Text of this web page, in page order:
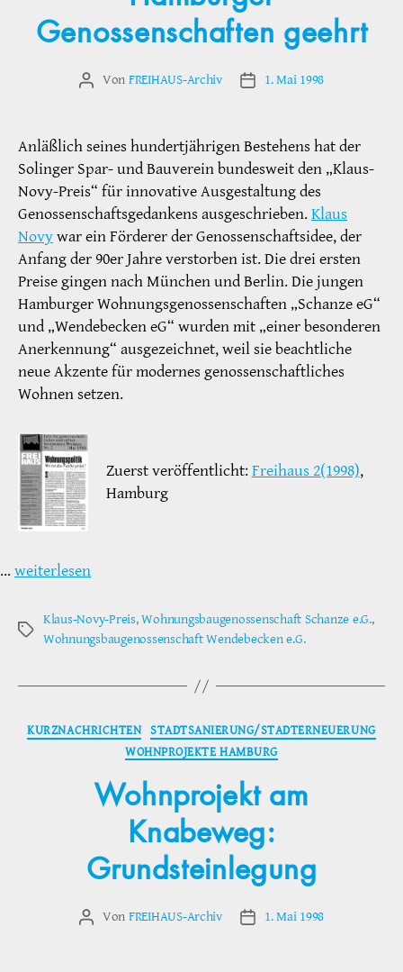
Genossenschaften geehrt
Beitragsautor
Von FREIHAUS-Archiv Veröffentlichungsdatum
1. Mai 1998
Anläßlich seines hundertjährigen Bestehens hat der
Solinger Spar- und Bauverein bundesweit den „Klaus-
Novy-Preis“ für innovative Ausgestaltung des
Genossenschaftsgedankens ausgeschrieben.Klaus
Novywar ein Förderer der Genossenschaftsidee, der
Anfang der 90er Jahre verstorben ist. Die drei ersten
Preise gingen nach München und Berlin. Die jungen
Hamburger Wohnungsgenossenschaften „Schanze eG“
und „Wendebecken eG“ wurden mit „einer besonderen
Anerkennung“ ausgezeichnet, weil sie beachtliche
neue Akzente für modernes genossenschaftliches
Wohnen setzen.
Zuerst veröffentlicht:Freihaus 2(1998),
Hamburg
… weiterlesen
Schlagwörter
Klaus-Novy-Preis,Wohnungsbaugenossenschaft Schanze e.G.,
Wohnungsbaugenossenschaft Wendebecken e.G.
Kategorien
KURZNACHRICHTEN STADTSANIERUNG/STADTERNEUERUNG
WOHNPROJEKTE HAMBURG
Wohnprojekt am
Knabeweg:
Grundsteinlegung
Beitragsautor
Von FREIHAUS-Archiv Veröffentlichungsdatum
1. Mai 1998